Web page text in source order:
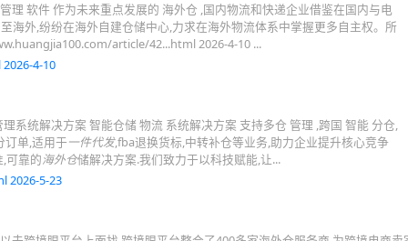
理 软件 作为未来重点发展的 海外仓 ,国内物流和快递企业借鉴在国内与电
海外,纷纷在海外自建仓储中心,力求在海外物流体系中掌握更多自主权。所
article/42...html 2026-4-10 ...
4-10
系统解决方案 智能仓储 物流 系统解决方案 支持多仓 管理 ,跨国 智能 分仓,
订单,适用于一件代发,fba退换货标,中转补仓等业务,助力企业提升核心竞争
可靠的海外仓储解决方案.我们致力于以科技赋能,让...
2026-5-23